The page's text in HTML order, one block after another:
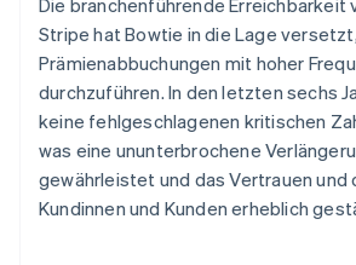
Stripe hat Bowtie in die Lage
Prämienabbuchungen mit hoher
durchzuführen. In den letzten sechs
keine fehlgeschlagenen kritischen
was eine ununterbrochene
gewährleistet und das Vertrauen und
Kundinnen und Kunden erheblich